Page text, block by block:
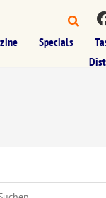
Specials